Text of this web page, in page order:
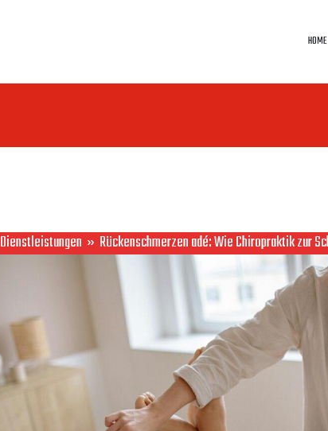
HOME
Dienstleistungen Rückenschmerzen adé: Wie Chiropraktik zur